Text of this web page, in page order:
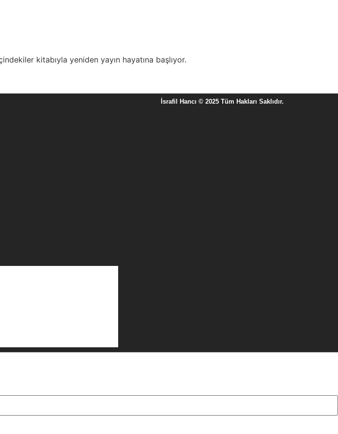
kitabıyla yeniden yayın hayatına başlıyor.
İsrafil Hancı © 2025 Tüm Hakları Saklıdır.